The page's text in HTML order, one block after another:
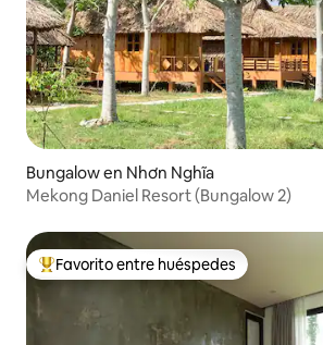
Bungalow en Nhơn Nghĩa
Mekong Daniel Resort (Bungalow 2)
Favorito entre huéspedes preferido
Favorito entre huéspedes